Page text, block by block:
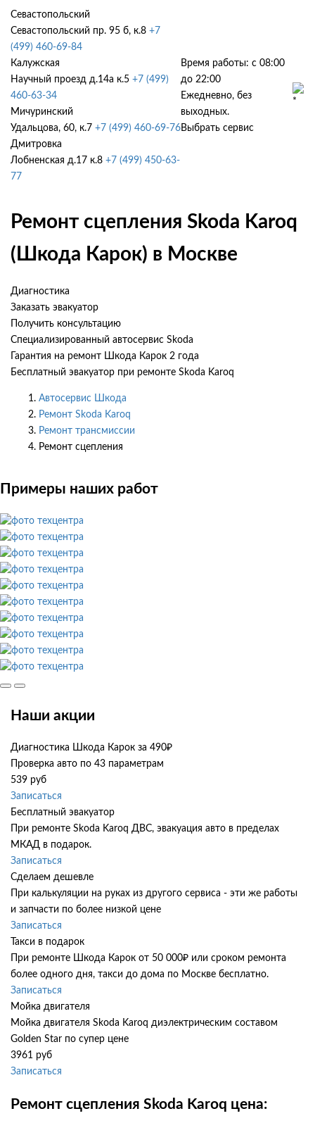
Севастопольский
Севастопольский пр. 95 б, к.8 +7
(499) 460-69-84
Калужская
Научный проезд д.14а к.5 +7 (499)
460-63-34
Мичуринский
Удальцова, 60, к.7 +7 (499) 460-69-76
Дмитровка
Лобненская д.17 к.8 +7 (499) 450-63-
77
Время работы: с 08:00
до 22:00
Ежедневно, без
выходных.
Выбрать сервис
Ремонт сцепления Skoda Karoq
(Шкода Карок) в Москве
Диагностика
Заказать эвакуатор
Получить консультацию
Специализированный автосервис Skoda
Гарантия на ремонт Шкода Карок 2 года
Бесплатный эвакуатор при ремонте Skoda Karoq
Автосервис Шкода
Ремонт Skoda Karoq
Ремонт трансмиссии
Ремонт сцепления
Примеры наших работ
Наши акции
Диагностика Шкода Карок за 490₽
Проверка авто по 43 параметрам
539 руб
Записаться
Бесплатный эвакуатор
При ремонте Skoda Karoq ДВС, эвакуация авто в пределах
МКАД в подарок.
Записаться
Сделаем дешевле
При калькуляции на руках из другого сервиса - эти же работы
и запчасти по более низкой цене
Записаться
Такси в подарок
При ремонте Шкода Карок от 50 000₽ или сроком ремонта
более одного дня, такси до дома по Москве бесплатно.
Записаться
Мойка двигателя
Мойка двигателя Skoda Karoq диэлектрическим составом
Golden Star по супер цене
3961 руб
Записаться
Ремонт сцепления Skoda Karoq цена: